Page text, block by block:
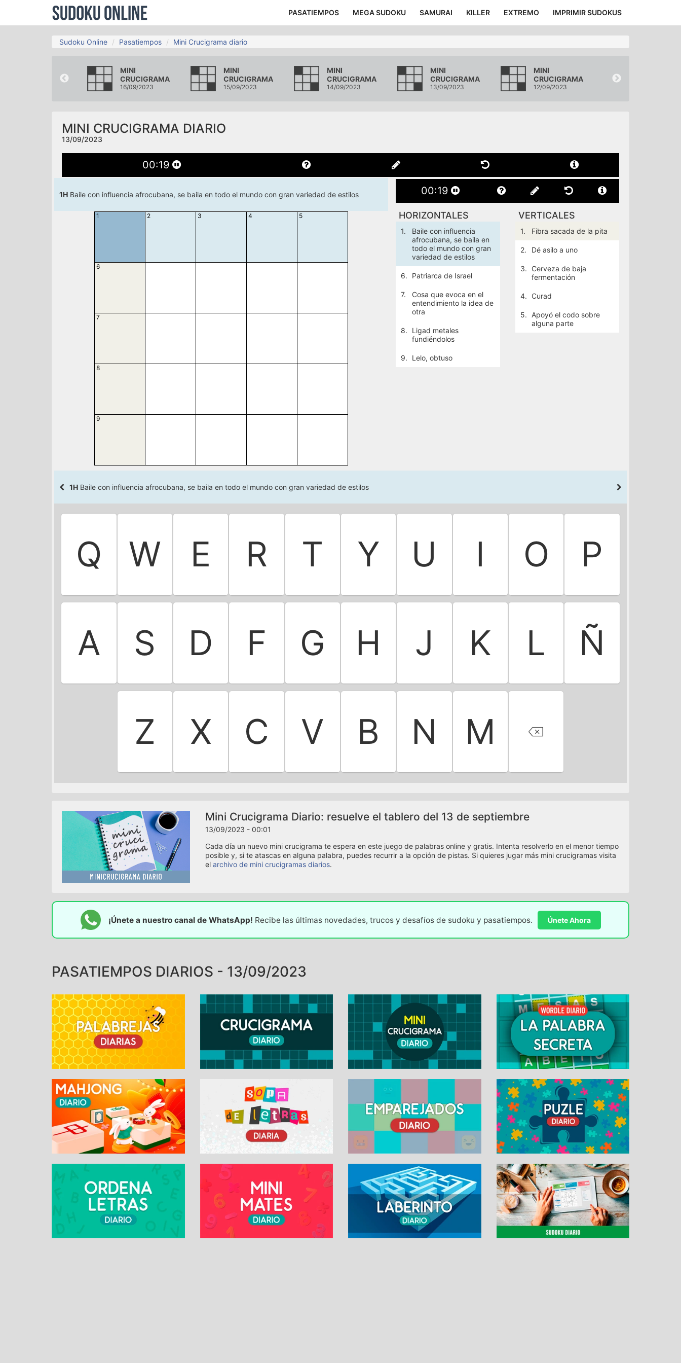
PASATIEMPOS MEGA SUDOKU SAMURAI KILLER EXTREMO IMPRIMIR SUDOKUS
Sudoku Online Pasatiempos Mini Crucigrama diario
CRUCIGRAMA
MINI
CRUCIGRAMA
16/09/2023
MINI
CRUCIGRAMA
15/09/2023
MINI
CRUCIGRAMA
14/09/2023
MINI
CRUCIGRAMA
13/09/2023
MINI
CRUCIGRAMA
12/09/2023
MINI CRUCIGRAMA DIARIO
13/09/2023
00:20
1H Baile con influencia afrocubana, se baila en todo el mundo con gran variedad de estilos
1 2 3 4 5
6
7
8
9
00:20
HORIZONTALES
1.
Baile con influencia
afrocubana, se baila en
todo el mundo con gran
variedad de estilos
6. Patriarca de Israel
7.
Cosa que evoca en el
entendimiento la idea de
otra
8.
Ligad metales
fundiéndolos
9. Lelo, obtuso
VERTICALES
1. Fibra sacada de la pita
2. Dé asilo a uno
3.
Cerveza de baja
fermentación
4. Curad
5.
Apoyó el codo sobre
alguna parte
1H Baile con influencia afrocubana, se baila en todo el mundo con gran variedad de estilos
Q W E R T Y U I O P
A S D F G H J K L Ñ
Z X C V B N M
Mini Crucigrama Diario: resuelve el tablero del 13 de septiembre
13/09/2023 - 00:01
Cada día un nuevo mini crucigrama te espera en este juego de palabras online y gratis. Intenta resolverlo en el menor tiempo
posible y, si te atascas en alguna palabra, puedes recurrir a la opción de pistas. Si quieres jugar más mini crucigramas visita
el archivo de mini crucigramas diarios.
¡Únete a nuestro canal de WhatsApp! Recibe las últimas novedades, trucos y desafíos de sudoku y pasatiempos. Únete Ahora
PASATIEMPOS DIARIOS - 13/09/2023